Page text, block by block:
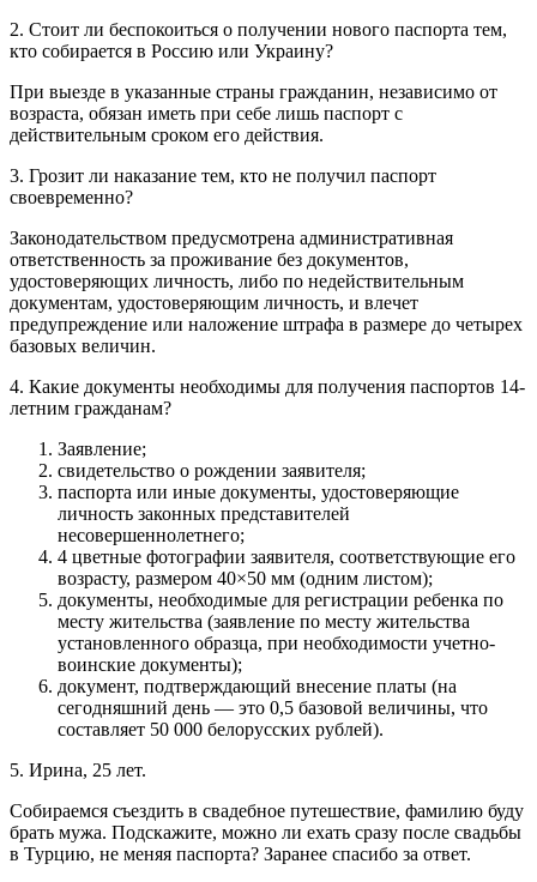
2. Стоит ли беспокоиться о получении нового паспорта тем,
кто собирается в Россию или Украину?
При выезде в указанные страны гражданин, независимо от
возраста, обязан иметь при себе лишь паспорт с
действительным сроком его действия.
3. Грозит ли наказание тем, кто не получил паспорт
своевременно?
Законодательством предусмотрена административная
ответственность за проживание без документов,
удостоверяющих личность, либо по недействительным
документам, удостоверяющим личность, и влечет
предупреждение или наложение штрафа в размере до четырех
базовых величин.
4. Какие документы необходимы для получения паспортов 14-
летним гражданам?
Заявление;
свидетельство о рождении заявителя;
паспорта или иные документы, удостоверяющие
личность законных представителей
несовершеннолетнего;
4 цветные фотографии заявителя, соответствующие его
возрасту, размером 40×50 мм (одним листом);
документы, необходимые для регистрации ребенка по
месту жительства (заявление по месту жительства
установленного образца, при необходимости учетно-
воинские документы);
документ, подтверждающий внесение платы (на
сегодняшний день — это 0,5 базовой величины, что
составляет 50 000 белорусских рублей).
5. Ирина, 25 лет.
Собираемся съездить в свадебное путешествие, фамилию буду
брать мужа. Подскажите, можно ли ехать сразу после свадьбы
в Турцию, не меняя паспорта? Заранее спасибо за ответ.